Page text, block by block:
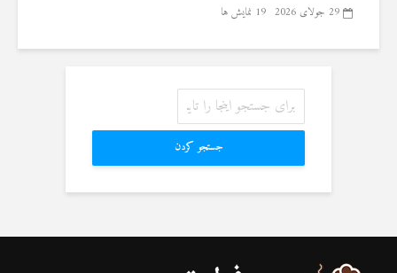
29 جولای 2026 19 نمایش ها
جستجو کردن